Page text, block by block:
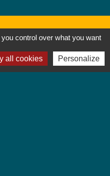
control over what you want
all cookies Personalize